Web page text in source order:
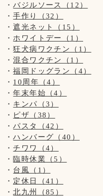
【お願い】
ドッグランはわんちゃんの
お子様の遊ぶ所ではござい
サッカー・キャッチボール
はご遠慮頂きますようお願
保護者の方はわんちゃんだ
ないようにお願い致します。
【新型コロナウイルス感染
新型コロナウイルス感染防
お客様の安全の為にもご協
◆お席からは必要最低限の
外はご遠慮頂きます様お願
お客様同士(わんちゃんも
スを保って頂きますようお
バジルソース（12）
手作り（32）
遮光ネット（15）
ホワイトデー（1）
狂犬病ワクチン（1）
混合ワクチン（1）
福岡ドッグラン（4）
10周年（4）
年末年始（4）
キンパ（3）
ピザ（38）
パスタ（42）
ハンバーグ（40）
チワワ（4）
臨時休業（5）
台風（1）
定休日（41）
北九州（85）